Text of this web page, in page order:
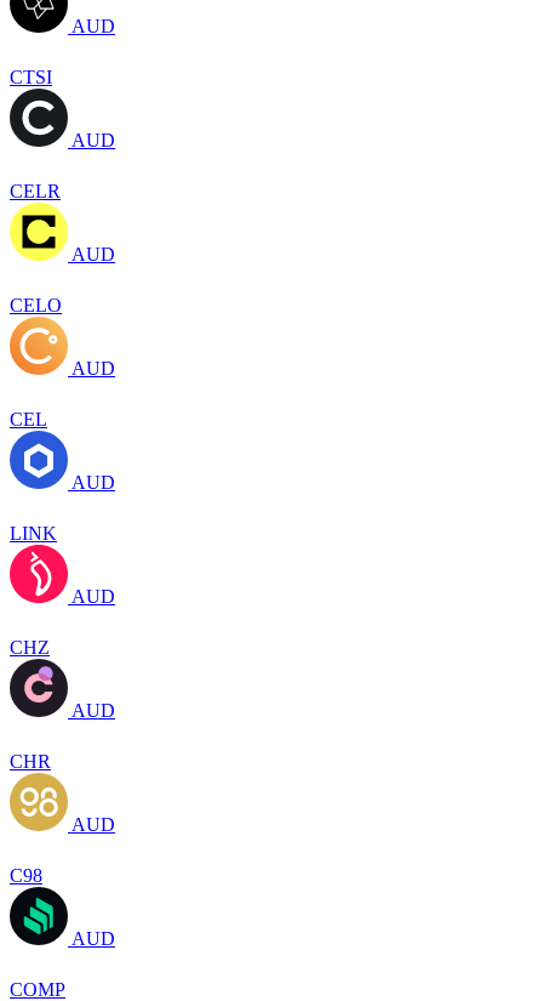
AUD
CTSI
AUD
CELR
AUD
CELO
AUD
CEL
AUD
LINK
AUD
CHZ
AUD
CHR
AUD
C98
AUD
COMP